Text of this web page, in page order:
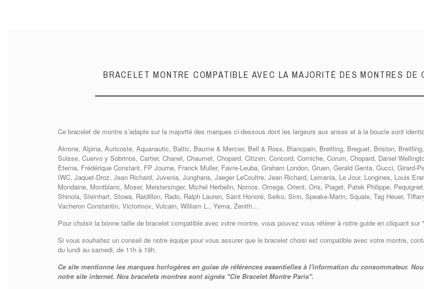
BRACELET MONTRE COMPATIBLE AVEC LA MAJORITÉ DES MONTRES DE
Ce bracelet de montre s’adapte sur la majorité des marques ci-dessous dont les largeurs aux anses et à la boucle sont
Akrone, Alpina, Auricoste, Aquanautic, Baltic, Baume & Mercier, Bell & Ross, Blancpain, Breitling, Breguet, Briston,
Suisse, Cuervo y Sobrinos, Cartier, Chanel, Chaumet, Chopard, Citizen, Concord, Corniche, Corum, Chopard, Daniel
Eterna, Frédérique Constant, FP Journe, Franck Muller, Favre-Leuba, Graham London, Gruen, Gerald Genta, Gucci,
IWC, Jaquet-Droz, Jean Richard, Juvenia, Junghans, Jaeger LeCoultre, Jean Richard, Lemania, Le Jour, Longines, Louis
Mondaine, Montblanc, Moser, Meistersinger, Michel Herbelin, Nomos, Omega, Orient, Oris, Piaget, Patek Philippe,
Shinola, Steinhart, Stowa, Raidillon, Rado, Ralph Lauren, Saint Honoré, Seiko, Sinn, Speake-Marin, Squale, Tag Heuer,
Vacheron Constantin, Victorinox, Vulcain, William L., Yema, Zenith…
Pour choisir la bonne taille de bracelet compatible avec votre montre, vous pouvez vous référer à notre guide en cliquant
Si vous souhaitez un conseil de notre équipe pour vous assurer que le bracelet choisi est compatible avec votre montre,
du lundi au samedi, de 11h à 19h.
Ce site mentionne les marques horlogères en guise de références essentielles à l'information du consommateur.
notre site internet. Nos bracelets montres sont signés "Cie Bracelet Montre Paris".